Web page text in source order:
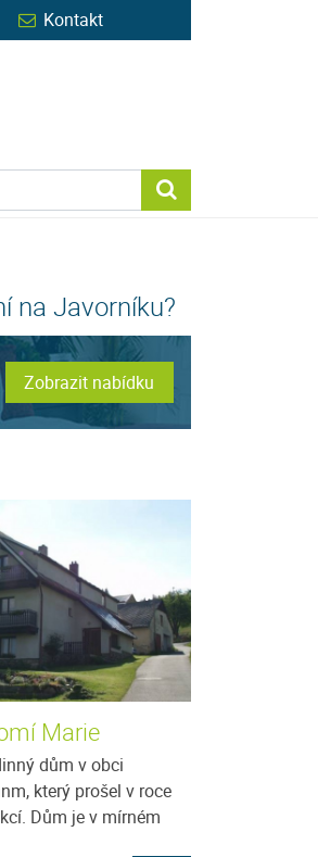
Kontakt
na Javorníku?
Zobrazit nabídku
Marie
dům v obci
který prošel v roce
Dům je v mírném